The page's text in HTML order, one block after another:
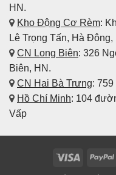
HN.
Kho Động Cơ Rèm:
Lê Trọng Tấn, Hà Đông,
CN Long Biên: 326
Biên, HN.
CN Hai Bà Trưng:
Hồ Chí Minh: 104
Vấp